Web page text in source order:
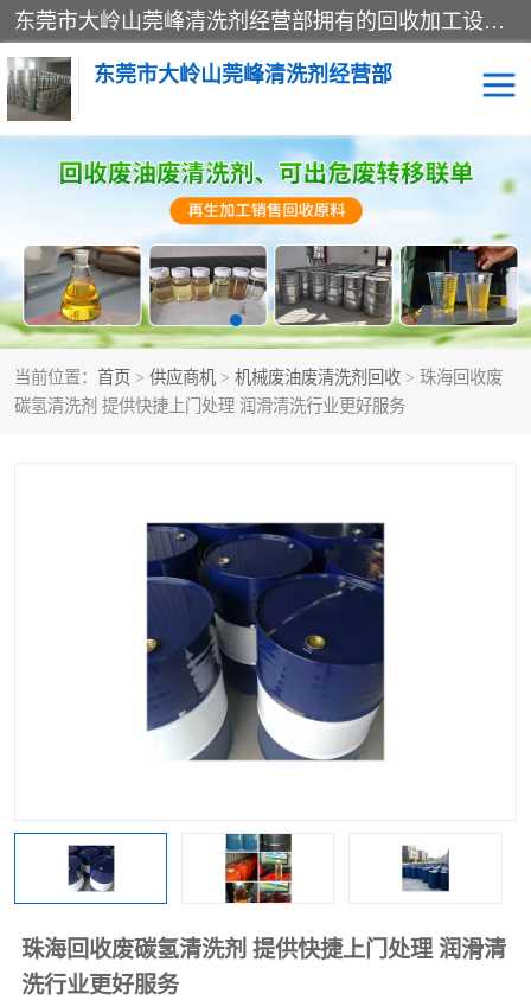
东莞市大岭山莞峰清洗剂经营部拥有的回收加工设备，大量废油回收、废清洗剂回收、废溶剂油回收、机械废油废清洗剂回收、废碳氢回收、碳氢液压油回收、碳氢二氯回收等废清洗剂处理；我们只是提供废旧化工原料的循环使用存放点，执行正规的存放，有正规的回收资质处理。同时我们公司批发零售回收级清洗剂，脱模油再生基础油，质量保证。
东莞市大岭山莞峰清洗剂经营部
当前位置： 首页 > 供应商机 > 机械废油废清洗剂回收 > 珠海回收废
碳氢清洗剂 提供快捷上门处理 润滑清洗行业更好服务
珠海回收废碳氢清洗剂 提供快捷上门处理 润滑清
洗行业更好服务
废清洗剂回收
废溶剂油回收 机械废油废清洗剂回收
废碳氢回收 碳氢液压油回收
碳氢二氯回收 回收废三四氯乙烯
回收废清洗剂 上门回收废清洗剂